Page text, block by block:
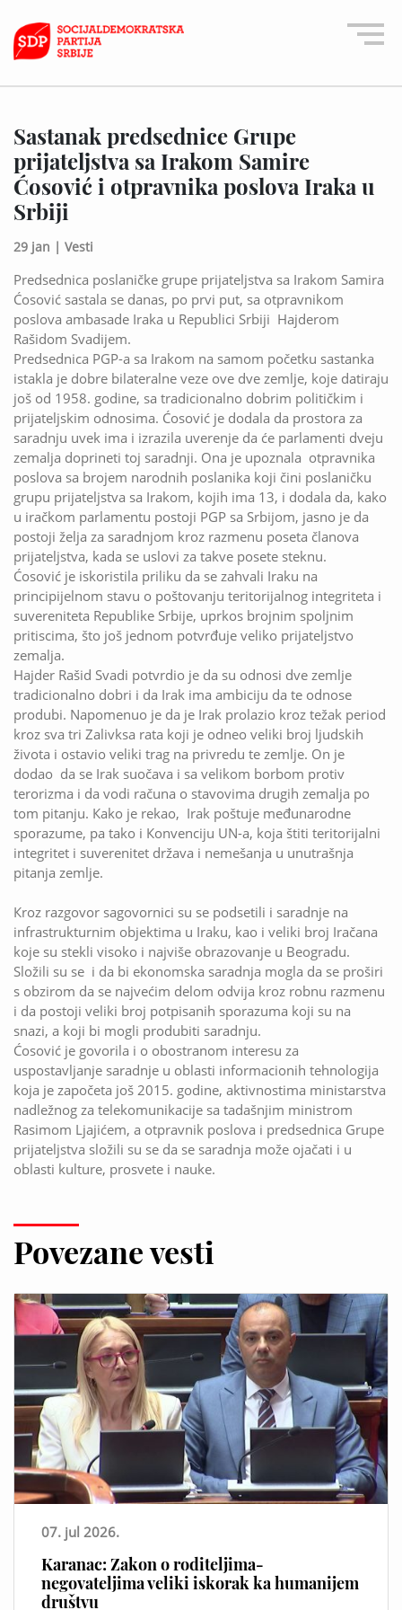
Sastanak predsednice Grupe
prijateljstva sa Irakom Samire
Ćosović i otpravnika poslova Iraka u
Srbiji
29 jan | Vesti
Predsednica poslaničke grupe prijateljstva sa Irakom Samira
Ćosović sastala se danas, po prvi put, sa otpravnikom
poslova ambasade Iraka u Republici Srbiji Hajderom
Rašidom Svadijem.
Predsednica PGP-a sa Irakom na samom početku sastanka
istakla je dobre bilateralne veze ove dve zemlje, koje datiraju
još od 1958. godine, sa tradicionalno dobrim političkim i
prijateljskim odnosima. Ćosović je dodala da prostora za
saradnju uvek ima i izrazila uverenje da će parlamenti dveju
zemalja doprineti toj saradnji. Ona je upoznala otpravnika
poslova sa brojem narodnih poslanika koji čini poslaničku
grupu prijateljstva sa Irakom, kojih ima 13, i dodala da, kako
u iračkom parlamentu postoji PGP sa Srbijom, jasno je da
postoji želja za saradnjom kroz razmenu poseta članova
prijateljstva, kada se uslovi za takve posete steknu.
Ćosović je iskoristila priliku da se zahvali Iraku na
principijelnom stavu o poštovanju teritorijalnog integriteta i
suvereniteta Republike Srbije, uprkos brojnim spoljnim
pritiscima, što još jednom potvrđuje veliko prijateljstvo
zemalja.
Hajder Rašid Svadi potvrdio je da su odnosi dve zemlje
tradicionalno dobri i da Irak ima ambiciju da te odnose
produbi. Napomenuo je da je Irak prolazio kroz težak period
kroz sva tri Zalivksa rata koji je odneo veliki broj ljudskih
života i ostavio veliki trag na privredu te zemlje. On je
dodao da se Irak suočava i sa velikom borbom protiv
terorizma i da vodi računa o stavovima drugih zemalja po
tom pitanju. Кako je rekao, Irak poštuje međunarodne
sporazume, pa tako i Кonvenciju UN-a, koja štiti teritorijalni
integritet i suverenitet država i nemešanja u unutrašnja
pitanja zemlje.
Кroz razgovor sagovornici su se podsetili i saradnje na
infrastrukturnim objektima u Iraku, kao i veliki broj Iračana
koje su stekli visoko i najviše obrazovanje u Beogradu.
Složili su se i da bi ekonomska saradnja mogla da se proširi
s obzirom da se najvećim delom odvija kroz robnu razmenu
i da postoji veliki broj potpisanih sporazuma koji su na
snazi, a koji bi mogli produbiti saradnju.
Ćosović je govorila i o obostranom interesu za
uspostavljanje saradnje u oblasti informacionih tehnologija
koja je započeta još 2015. godine, aktivnostima ministarstva
nadležnog za telekomunikacije sa tadašnjim ministrom
Rasimom Ljajićem, a otpravnik poslova i predsednica Grupe
prijateljstva složili su se da se saradnja može ojačati i u
oblasti kulture, prosvete i nauke.
Povezane vesti
07. jul 2026.
Karanac: Zakon o roditeljima-
negovateljima veliki iskorak ka humanijem
društvu